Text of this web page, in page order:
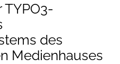
des
Medienhauses